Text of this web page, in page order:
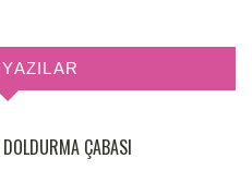
ÇABASI